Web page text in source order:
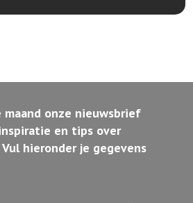
maand onze nieuwsbrief
en tips over
hieronder je gegevens